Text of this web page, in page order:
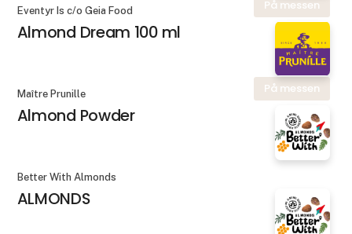
På messen
Eventyr Is c/o Geia Food
Almond Dream 100 ml
På messen
Maître Prunille
Almond Powder
Better With Almonds
ALMONDS